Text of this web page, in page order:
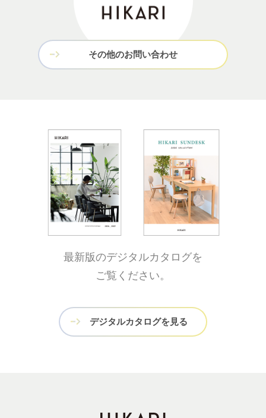
その他のお問い合わせ
最新版のデジタルカタログを
ご覧ください。
デジタルカタログを見る